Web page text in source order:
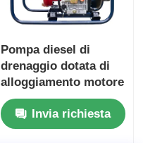
Pompa diesel di
drenaggio dotata di
alloggiamento motore
in acciaio superiore
ottimizzato per il
funzionamento
Invia richiesta